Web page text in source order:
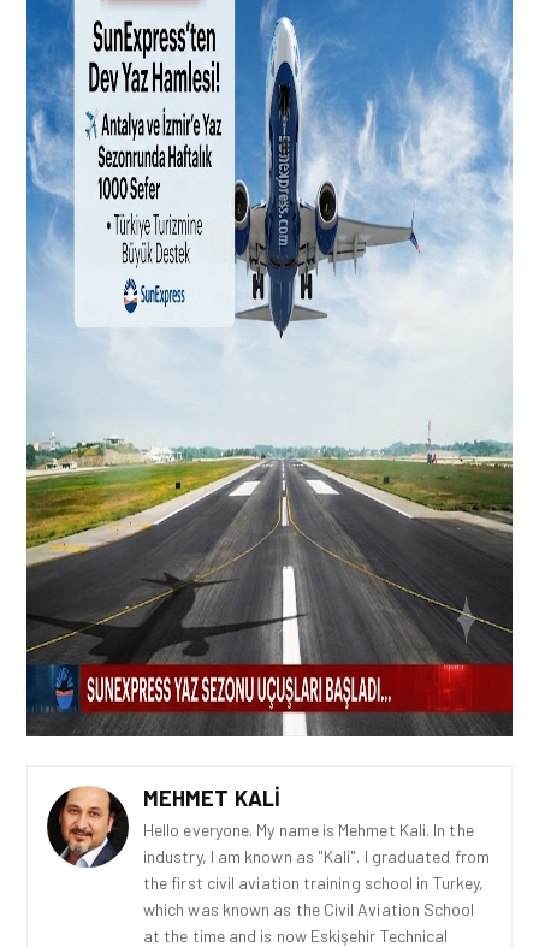
MEHMET KALI
Hello everyone. My name is Mehmet Kali. In the
industry, I am known as "Kali". I graduated from
the first civil aviation training school in Turkey,
which was known as the Civil Aviation School
at the time and is now Eskişehir Technical